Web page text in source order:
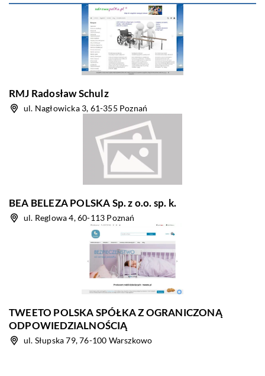
RMJ Radosław Schulz
ul. Nagłowicka 3, 61-355 Poznań
BEA BELEZA POLSKA Sp. z o.o. sp. k.
ul. Reglowa 4, 60-113 Poznań
TWEETO POLSKA SPÓŁKA Z OGRANICZONĄ
ODPOWIEDZIALNOŚCIĄ
ul. Słupska 79, 76-100 Warszkowo